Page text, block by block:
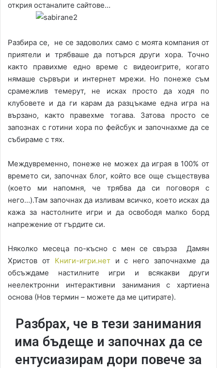
открия останалите сайтове…
Разбира се, не се задоволих само с моята компания от
приятели и трябваше да потърся други хора. Точно
както правихме едно време с видеоигрите, когато
нямаше сървъри и интернет мрежи. Но понеже съм
срамежлив темерут, не исках просто да ходя по
клубовете и да ги карам да разцъкаме една игра на
вързано, както правехме тогава. Затова просто се
запознах с готини хора по фейсбук и започнахме да се
събираме с тях.
Междувременно, понеже не можех да играя в 100% от
времето си, започнах блог, който все още съществува
(което ми напомня, че трябва да си поговоря с
него…).Там започнах да изливам всичко, което исках да
кажа за настолните игри и да освободя малко борд
напрежение от гърдите си.
Няколко месеца по-късно с мен се свърза Дамян
Христов от Книги-игри.нети с него започнахме да
обсъждаме настилните игри и всякакви други
неелектронни интерактивни занимания с хартиена
основа (Нов термин – можете да ме цитирате).
Разбрах, че в тези занимания
има бъдеще и започнах да се
ентусиазирам дори повече за